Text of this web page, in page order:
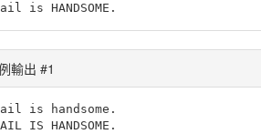
is HANDSOME.
輸出 #1
is handsome.
IS HANDSOME.